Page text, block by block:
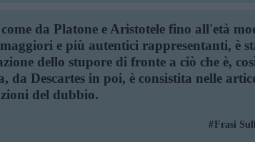
da Platone e Aristotele fino all'età
e più autentici rappresentanti, è
dello stupore di fronte a ciò che è,
da Descartes in poi, è consistita nelle
del dubbio.
Frasi